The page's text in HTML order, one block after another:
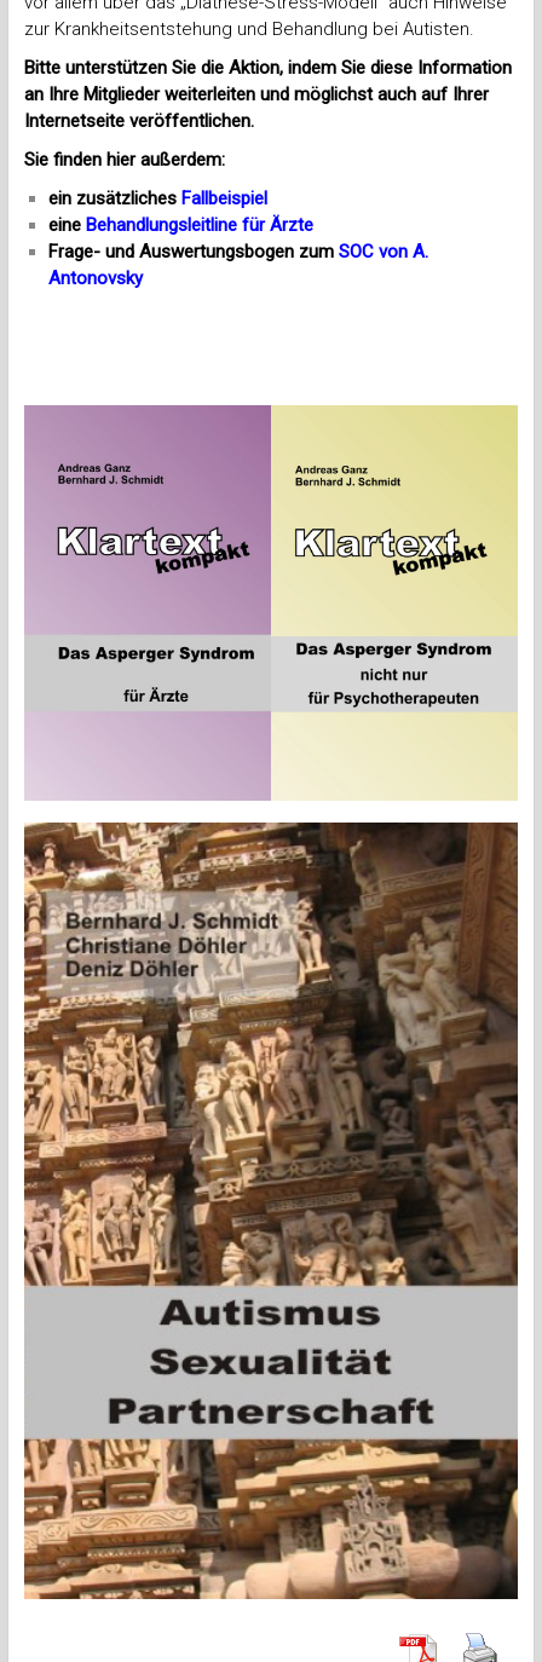
zur Krankheitsentstehung und Behandlung bei Autisten.
Bitte unterstützen Sie die Aktion, indem Sie diese Information
an Ihre Mitglieder weiterleiten und möglichst auch auf Ihrer
Internetseite veröffentlichen.
Sie finden hier außerdem:
ein zusätzliches Fallbeispiel
eine Behandlungsleitline für Ärzte
Frage- und Auswertungsbogen zum SOC von A.
Antonovsky